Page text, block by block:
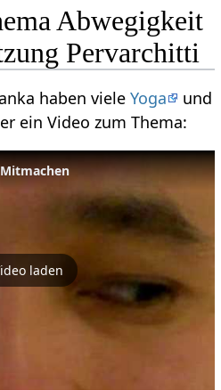
Abwegigkeit
Pervarchitti
haben vieleYoga
und
ein Video zum Thema:
laden